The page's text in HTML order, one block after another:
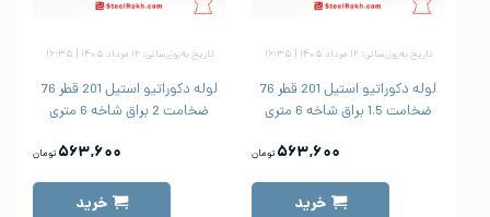
تاریخ به‌روزرسانی: ۱۲ مرداد ۱۴۰۵ | ۱۶:۳۵
لوله دکوراتیو استیل 201 قطر 76
ضخامت 1.5 براق شاخه 6 متری
۵۶۳,۶۰۰ تومان
خرید
تاریخ به‌روزرسانی: ۱۲ مرداد ۱۴۰۵ | ۱۶:۳۵
لوله دکوراتیو استیل 201 قطر 76
ضخامت 2 براق شاخه 6 متری
۵۶۳,۶۰۰ تومان
خرید